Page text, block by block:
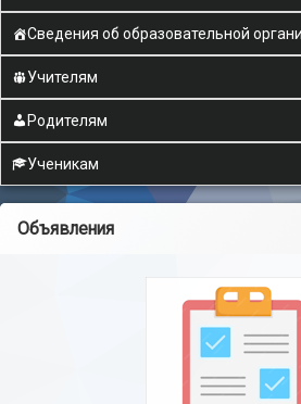
Сведения об образовательной
Учителям
Родителям
Ученикам
Объявления